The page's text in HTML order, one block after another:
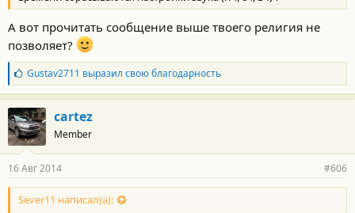
А вот прочитать сообщение выше твоего религия не
позволяет?
Б
л
а
г
о
д
а
н
о
с
Gustav2711 выразил свою благодарность
cartez
Member
16 Авг 2014 #606
Sever11 написал(а):